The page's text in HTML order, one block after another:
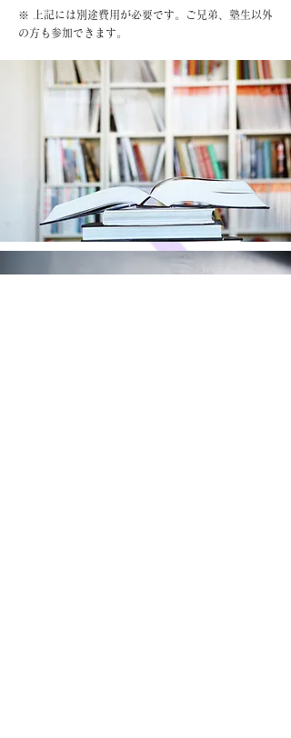
※ 上記には別途費用が必要です。ご兄弟、塾生以外
の方も参加できます。